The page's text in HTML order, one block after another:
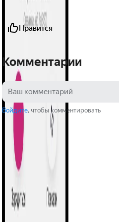
Нравится
Комментарии
Войдите, чтобы комментировать